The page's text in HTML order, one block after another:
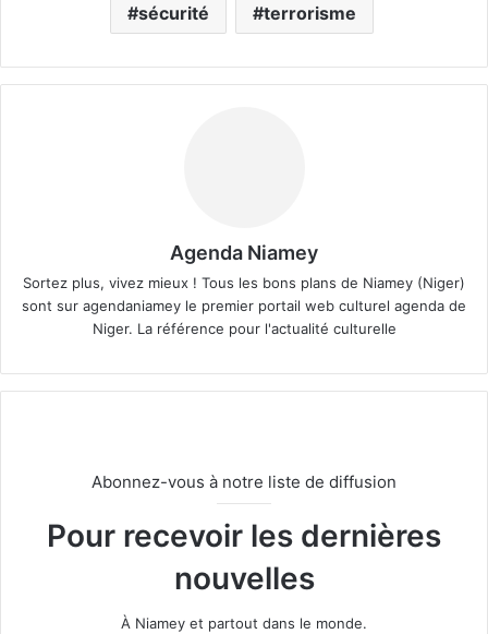
sécurité terrorisme
Agenda Niamey
Sortez plus, vivez mieux ! Tous les bons plans de Niamey (Niger)
sont sur agendaniamey le premier portail web culturel agenda de
Niger. La référence pour l'actualité culturelle
Abonnez-vous à notre liste de diffusion
Pour recevoir les dernières
nouvelles
À Niamey et partout dans le monde.